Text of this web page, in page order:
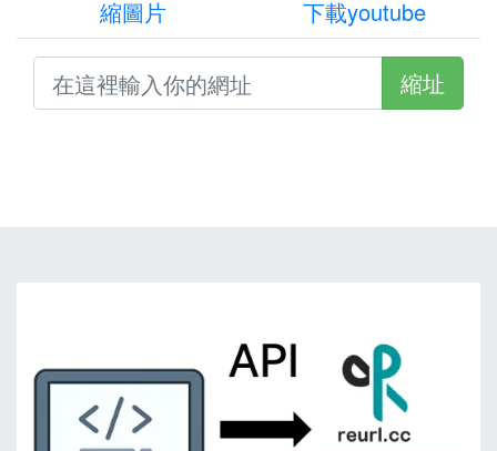
縮圖片
下載youtube
縮址